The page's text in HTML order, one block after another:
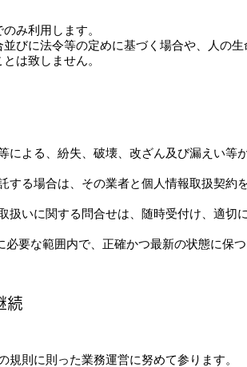
み利用します。
びに法令等の定めに基づく場合や、人の
は致しません。
による、紛失、破壊、改ざん及び漏えい等
する場合は、その業者と個人情報取扱契約
扱いに関する問合せは、随時受付け、適切
要な範囲内で、正確かつ最新の状態に保つ
続
則に則った業務運営に努めて参ります。